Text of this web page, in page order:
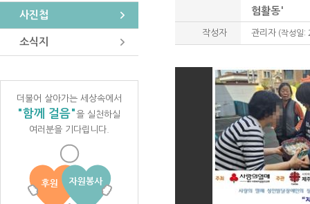
사진첩
소식지
더불어 살아가는 세상속에서
"함께 걸음"을 실천하실
여러분을 기다립니다.
험활동'
작성자 관리자 (작성일